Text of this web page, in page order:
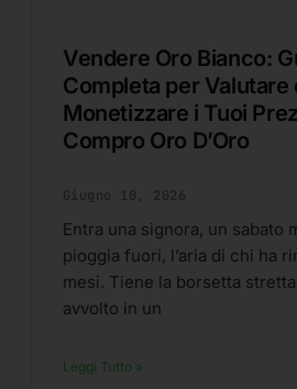
Vendere Oro Bianco:
Completa per Valutare
Monetizzare i Tuoi
Compro Oro D’Oro
Giugno 10, 2026
Entra una signora, un sabato
pioggia fuori, l’aria di chi ha
mesi. Tiene la borsetta
avvolto in un
Leggi Tutto »